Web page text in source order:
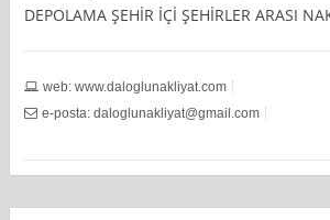
DEPOLAMA ŞEHİR İÇİ ŞEHİRLER ARASI
web: www.daloglunakliyat.com
e-posta:daloglunakliyat@gmail.com